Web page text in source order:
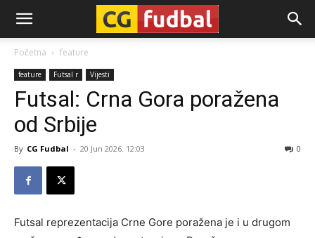
CG-
Fudbal
Početna feature
feature Futsal r Vijesti
Futsal: Crna Gora poražena
od Srbije
By CG Fudbal - 20 Jun 2026. 12:03 0
Futsal reprezentacija Crne Gore poražena je i u drugom